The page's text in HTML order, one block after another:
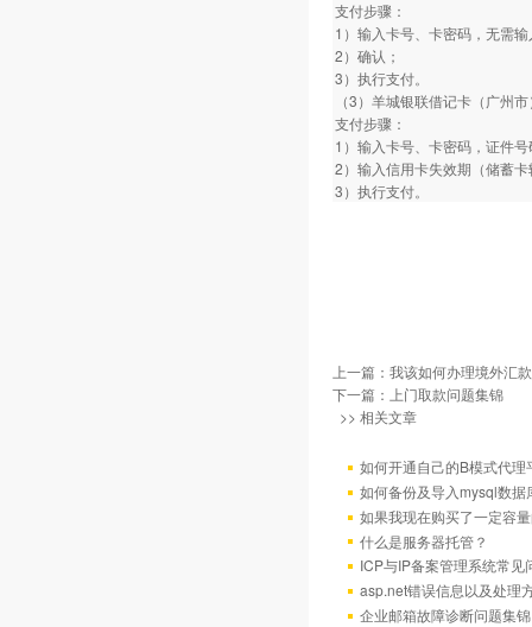
支付步骤：
1）输入卡号、卡密码，无需
2）确认；
3）执行支付。
（3）羊城银联借记卡（广州
支付步骤：
1）输入卡号、卡密码，证件
2）输入信用卡失效期（储蓄
3）执行支付。
上一篇： 我该如何办理境外汇
下一篇： 上门取款问题集锦
>> 相关文章
如何开通自己的B模式代理
如何备份及导入mysql数据
如果我现在购买了一定容
什么是服务器托管？
ICP与IP备案管理系统常见
asp.net错误信息以及处理
企业邮箱故障诊断问题集锦